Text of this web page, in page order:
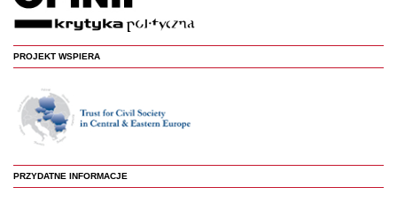
PROJEKT WSPIERA
PRZYDATNE INFORMACJE